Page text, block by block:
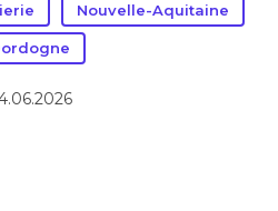
Nouvelle-Aquitaine